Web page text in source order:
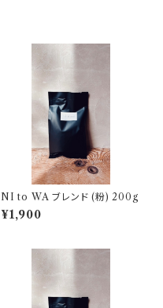
NI to WA ブレンド (粉) 200g
¥1,900